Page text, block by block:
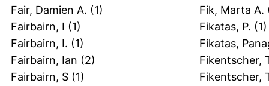
Fair, Damien A. (1)
Fairbairn, I (1)
Fairbairn, I. (1)
Fairbairn, Ian (2)
Fairbairn, S (1)
Fik, Marta A.
Fikatas, P. (1)
Fikatas,
Fikentscher,
Fikentscher,